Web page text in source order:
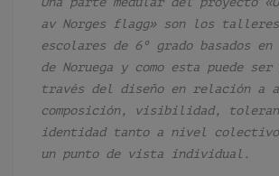
av Norges flagg» son los
escolares de 6º grado basados
de Noruega y como esta puede
través del diseño en relación a
composición, visibilidad,
identidad tanto a nivel colectivo
un punto de vista individual.